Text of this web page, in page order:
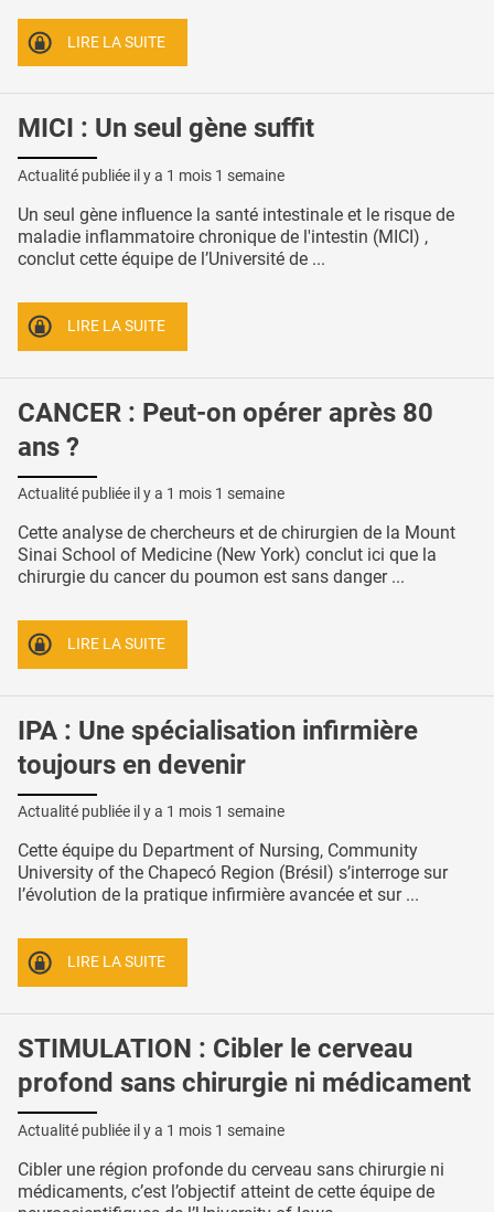
LIRE LA SUITE
MICI : Un seul gène suffit
Actualité publiée il y a 1 mois 1 semaine
Un seul gène influence la santé intestinale et le risque de
maladie inflammatoire chronique de l'intestin (MICI) ,
conclut cette équipe de l’Université de ...
LIRE LA SUITE
CANCER : Peut-on opérer après 80
ans ?
Actualité publiée il y a 1 mois 1 semaine
Cette analyse de chercheurs et de chirurgien de la Mount
Sinai School of Medicine (New York) conclut ici que la
chirurgie du cancer du poumon est sans danger ...
LIRE LA SUITE
IPA : Une spécialisation infirmière
toujours en devenir
Actualité publiée il y a 1 mois 1 semaine
Cette équipe du Department of Nursing, Community
University of the Chapecó Region (Brésil) s’interroge sur
l’évolution de la pratique infirmière avancée et sur ...
LIRE LA SUITE
STIMULATION : Cibler le cerveau
profond sans chirurgie ni médicament
Actualité publiée il y a 1 mois 1 semaine
Cibler une région profonde du cerveau sans chirurgie ni
médicaments, c’est l’objectif atteint de cette équipe de